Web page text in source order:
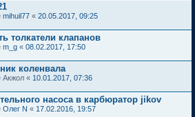
mihuil77 « 20.05.2017, 09:25
толкатели клапанов
m_g « 08.02.2017, 17:50
коленвала
Aкжол « 10.01.2017, 07:36
насоса в карбюратор jikov
Олег N « 17.02.2016, 19:57